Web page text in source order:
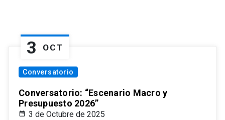
3 OCT
Conversatorio
Conversatorio: “Escenario Macro y
Presupuesto 2026”
3 de Octubre de 2025